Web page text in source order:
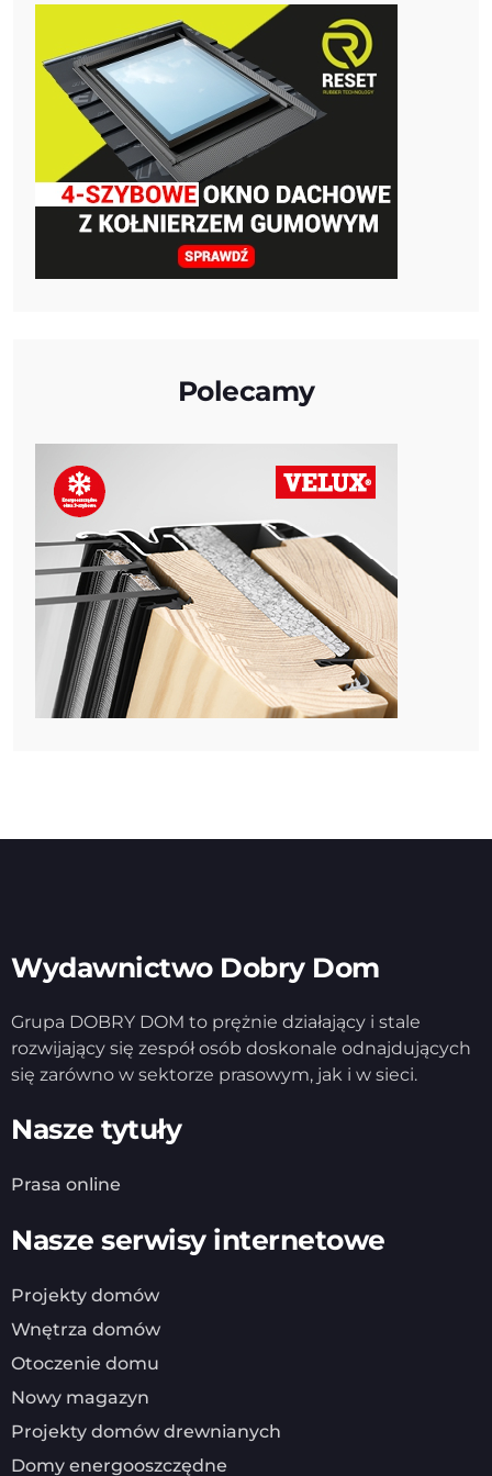
Polecamy
Wydawnictwo Dobry Dom
Grupa DOBRY DOM to prężnie działający i stale
rozwijający się zespół osób doskonale odnajdujących
się zarówno w sektorze prasowym, jak i w sieci.
Nasze tytuły
Prasa online
Nasze serwisy internetowe
Projekty domów
Wnętrza domów
Otoczenie domu
Nowy magazyn
Projekty domów drewnianych
Domy energooszczędne